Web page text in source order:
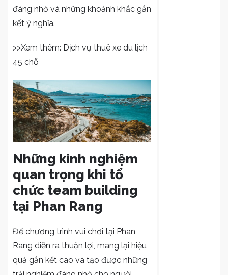
đáng nhớ và những khoảnh khắc gắn
kết ý nghĩa.
>>Xem thêm: Dịch vụ thuê xe du lịch
45 chỗ
Những kinh nghiệm
quan trọng khi tổ
chức team building
tại Phan Rang
Để chương trình vui chơi tại Phan
Rang diễn ra thuận lợi, mang lại hiệu
quả gắn kết cao và tạo được những